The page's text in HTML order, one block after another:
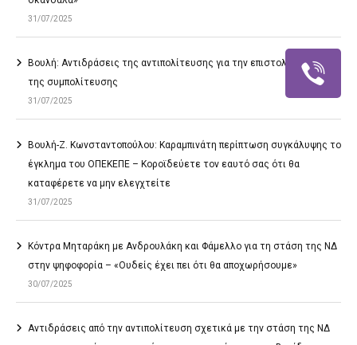
31/07/2025
Βουλή: Αντιδράσεις της αντιπολίτευσης για την επιστολική ψήφο
της συμπολίτευσης
31/07/2025
Βουλή-Ζ. Κωνσταντοπούλου: Καραμπινάτη περίπτωση συγκάλυψης το
έγκλημα του ΟΠΕΚΕΠΕ – Κοροϊδεύετε τον εαυτό σας ότι θα
καταφέρετε να μην ελεγχτείτε
31/07/2025
Κόντρα Μηταράκη με Ανδρουλάκη και Φάμελλο για τη στάση της ΝΔ
στην ψηφοφορία – «Ουδείς έχει πει ότι θα αποχωρήσουμε»
30/07/2025
Αντιδράσεις από την αντιπολίτευση σχετικά με την στάση της ΝΔ